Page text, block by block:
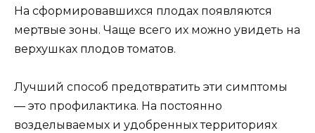
На сформировавшихся плодах появляются
мертвые зоны. Чаще всего их можно увидеть на
верхушках плодов томатов.
Лучший способ предотвратить эти симптомы
— это профилактика. На постоянно
возделываемых и удобренных территориях